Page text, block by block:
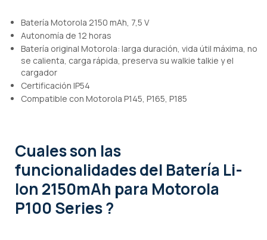
Batería Motorola 2150 mAh, 7,5 V
Autonomía de 12 horas
Batería original Motorola: larga duración, vida útil máxima, no
se calienta, carga rápida, preserva su walkie talkie y el
cargador
Certificación IP54
Compatible con Motorola P145, P165, P185
Cuales son las
funcionalidadesdel Batería Li-
Ion 2150mAh para Motorola
P100 Series ?